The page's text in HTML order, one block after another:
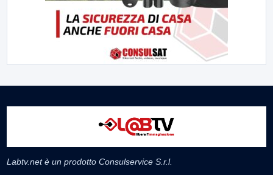
Labtv.net è un prodotto Consulservice S.r.l.